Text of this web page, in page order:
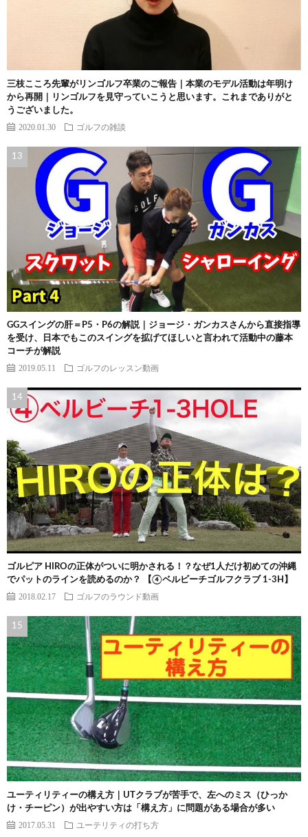
三枝こころ先輩がリンゴルフ卒業のご報告｜本業のモデル活動は年明け
から再開｜リンゴルフを見守っていこうと思います。これまでありがと
うございました。
2020.01.30 ゴルフの雑談
GGスイングの肝＝P5・P6の解説｜ジョージ・ガンカスさんから直接指導
を受け、日本でもこのスイングを拡げてほしいと言われて活動中の藤本
コーチが解説
2019.05.11 ゴルフのレッスン動画
ゴルピア HIROの正体がついに明かされる！？なぜ1人だけ初めての沖縄
でパットのラインを読めるのか？ 【④ベルビーチゴルフクラブ 1-3H】
2018.02.17 ゴルフのラウンド動画
ユーティリティーの構え方｜UTクラブが苦手で、左へのミス（ひっか
け・チーピン）が出やすい方は「構え方」に問題がある場合が多い
2017.05.31 ユーテリティの打ち方